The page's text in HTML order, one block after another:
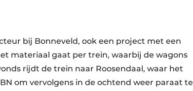
bij Bonneveld, ook een project met een
materiaal gaat per trein, waarbij de wagons
rijdt de trein naar Roosendaal, waar het
om vervolgens in de ochtend weer paraat te